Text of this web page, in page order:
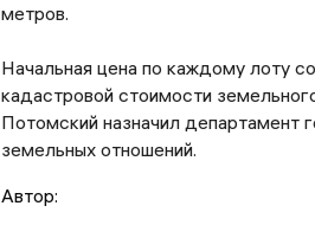
метров.
Начальная цена по каждому лоту
кадастровой стоимости
Потомский назначил департамент
земельных отношений.
Автор: